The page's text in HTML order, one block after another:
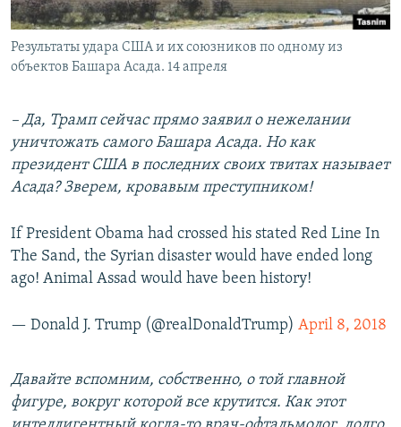
Результаты удара США и их союзников по одному из
объектов Башара Асада. 14 апреля
– Да, Трамп сейчас прямо заявил о нежелании
уничтожать самого Башара Асада. Но как
президент США в последних своих твитах называет
Асада? Зверем, кровавым преступником!
If President Obama had crossed his stated Red Line In
The Sand, the Syrian disaster would have ended long
ago! Animal Assad would have been history!
— Donald J. Trump (@realDonaldTrump) April 8, 2018
Давайте вспомним, собственно, о той главной
фигуре, вокруг которой все крутится. Как этот